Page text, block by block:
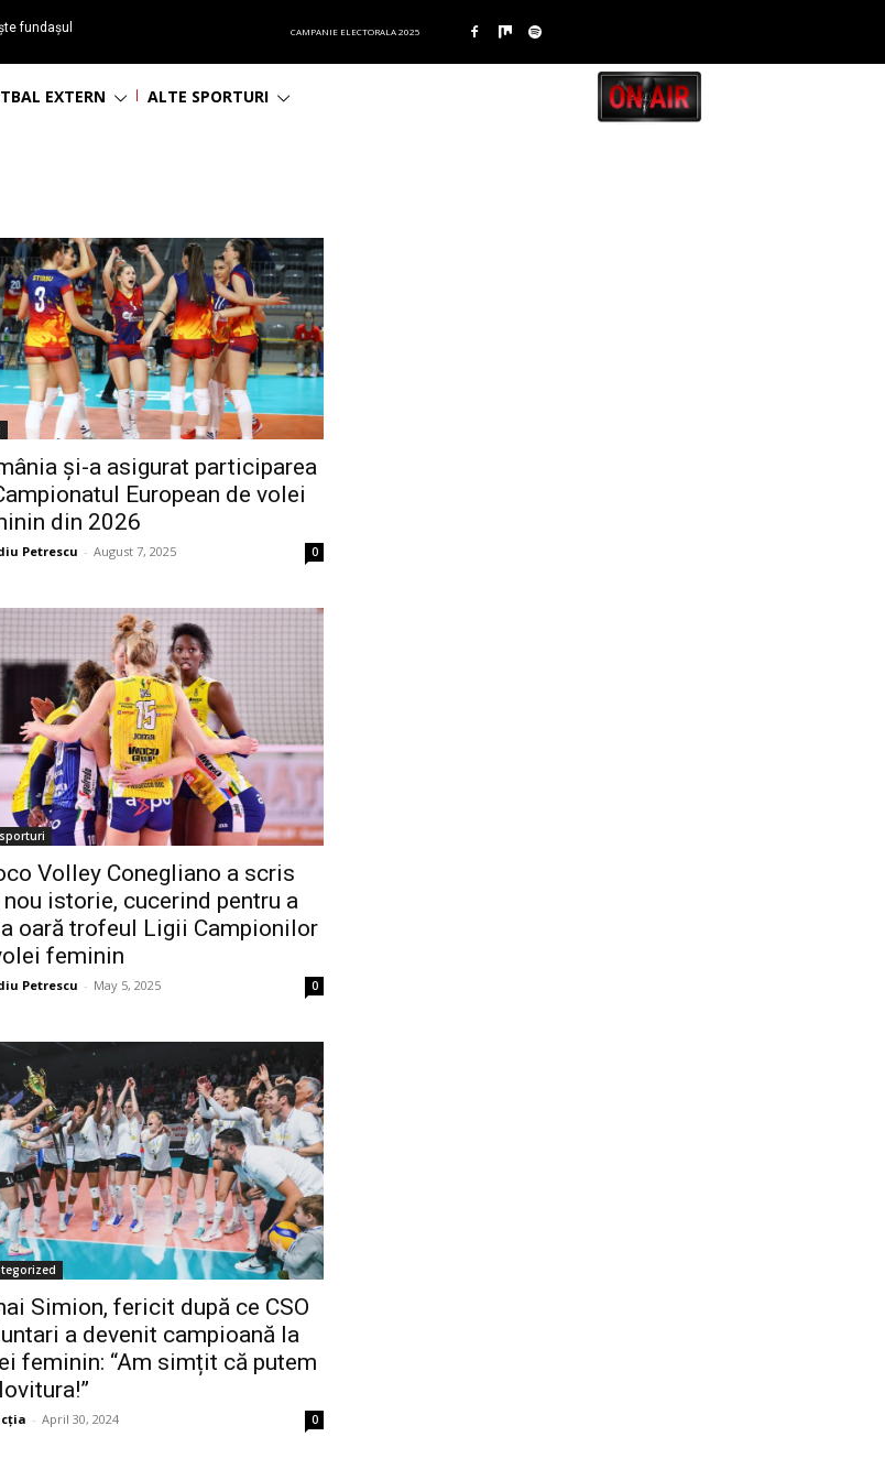
fundașul
CAMPANIE ELECTORALA 2025
EXTERN ALTE SPORTURI
și-a asigurat participarea
European de volei
din 2026
Petrescu - August 7, 2025 0
Volley Conegliano a scris
istorie, cucerind pentru a
oară trofeul Ligii Campionilor
feminin
Petrescu - May 5, 2025 0
Simion, fericit după ce CSO
a devenit campioană la
feminin: “Am simțit că putem
- April 30, 2024 0